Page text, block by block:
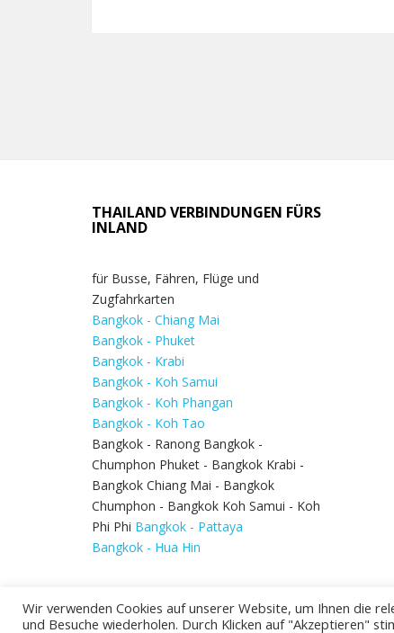
THAILAND VERBINDUNGEN FÜRS
INLAND
für Busse, Fähren, Flüge und
Zugfahrkarten
Bangkok - Chiang Mai
Bangkok - Phuket
Bangkok - Krabi
Bangkok - Koh Samui
Bangkok - Koh Phangan
Bangkok - Koh Tao
Bangkok - Ranong Bangkok -
Chumphon Phuket - Bangkok Krabi -
Bangkok Chiang Mai - Bangkok
Chumphon - Bangkok Koh Samui - Koh
Phi Phi Bangkok - Pattaya
Bangkok - Hua Hin
Wir verwenden Cookies auf unserer Website, um Ihnen die
und Besuche wiederholen. Durch Klicken auf "Akzeptieren"